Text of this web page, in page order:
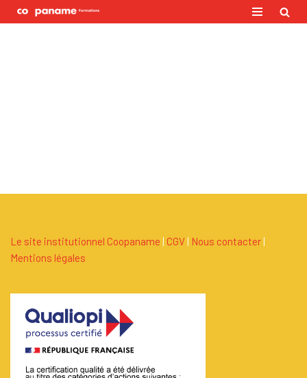
Le site institutionnel Coopaname | CGV| Nous contacter|
Mentions légales